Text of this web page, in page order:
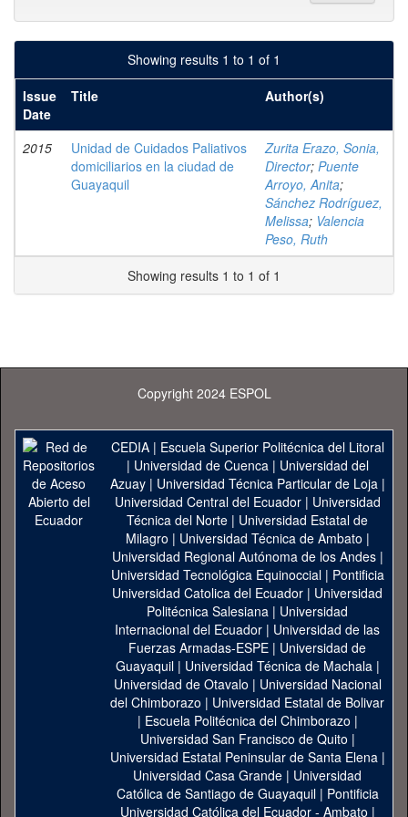
Showing results 1 to 1 of 1
Issue
Date
Title Author(s)
2015
Unidad de Cuidados Paliativos
domiciliarios en la ciudad de
Guayaquil
Zurita Erazo, Sonia,
Director; Puente
Arroyo, Anita;
Sánchez Rodríguez,
Melissa; Valencia
Peso, Ruth
Showing results 1 to 1 of 1
Copyright 2024 ESPOL
CEDIA| Escuela Superior Politécnica del Litoral
| Universidad de Cuenca| Universidad del
Azuay| Universidad Técnica Particular de Loja|
Universidad Central del Ecuador| Universidad
Técnica del Norte | Universidad Estatal de
Milagro | Universidad Técnica de Ambato |
Universidad Regional Autónoma de los Andes|
Universidad Tecnológica Equinoccial| Pontificia
Universidad Catolica del Ecuador | Universidad
Politécnica Salesiana | Universidad
Internacional del Ecuador | Universidad de las
Fuerzas Armadas-ESPE | Universidad de
Guayaquil| Universidad Técnica de Machala|
Universidad de Otavalo | Universidad Nacional
del Chimborazo | Universidad Estatal de Bolivar
| Escuela Politécnica del Chimborazo |
Universidad San Francisco de Quito |
Universidad Estatal Peninsular de Santa Elena|
Universidad Casa Grande | Universidad
Católica de Santiago de Guayaquil| Pontificia
Universidad Católica del Ecuador - Ambato |